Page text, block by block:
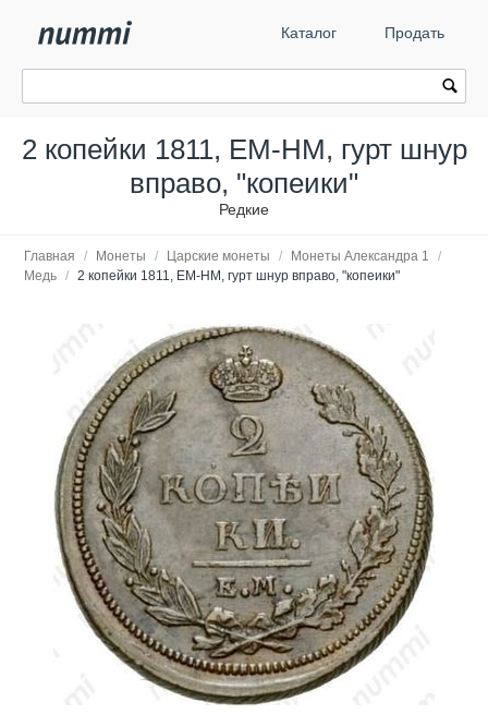
Каталог Продать
2 копейки 1811, ЕМ-НМ, гурт шнур
вправо, "копеики"
Редкие
Главная / Монеты / Царские монеты / Монеты Александра 1
/
Медь / 2 копейки 1811, ЕМ-НМ, гурт шнур вправо, "копеики"